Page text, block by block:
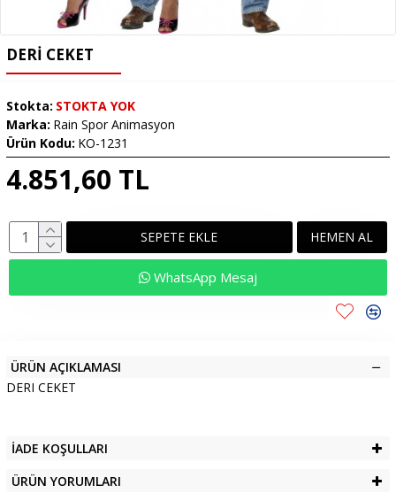
DERI CEKET
4.851,60 TL
Stokta: STOKTA YOK
Marka: Rain Spor Animasyon
Ürün Kodu: KO-1231
SEPETE EKLE HEMEN AL
WhatsApp Mesaj
ÜRÜN AÇIKLAMASI
DERI CEKET
İADE KOŞULLARI
ÜRÜN YORUMLARI